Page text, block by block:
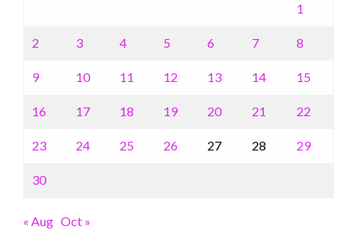
1
2 3 4 5 6 7 8
9 10 11 12 13 14 15
16 17 18 19 20 21 22
23 24 25 26 27 28 29
30
« Aug Oct »